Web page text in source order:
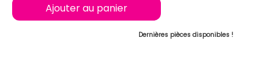
Ajouter au panier
Dernières pièces disponibles !